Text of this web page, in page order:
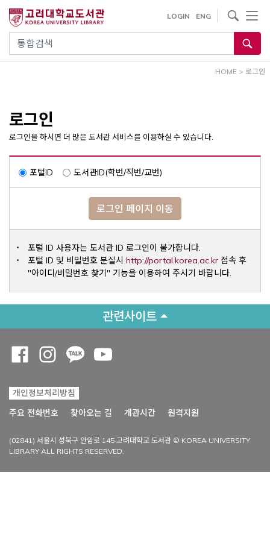
건
통합검색
LOGIN ENG
사이트내 검색
HOME > 로그인
로그인
로그인을 하시면 더 많은 도서관 서비스를 이용하실 수 있습니다.
포털ID 도서관ID(학번/직번/교번)
로그인 페이지 이동
포털 ID 사용자는 도서관 ID 로그인이 불가합니다.
포털 ID 및 비밀번호 분실시 http://portal.korea.ac.krOpens a
접속 후
"아이디/비밀번호 찾기" 기능을 이용하여 주시기 바랍니다.
관련사이트
개인정보처리방침
주요 전화번호
찾아오는 길 개관시간 원격지원
(02841) 서울시 성북구 안암로 145 고려대학교 도서관 © KOREA UNIVERSITY
LIBRARY ALL RIGHTS RESERVED.
Opens a new window
Opens a new window
Opens a new window